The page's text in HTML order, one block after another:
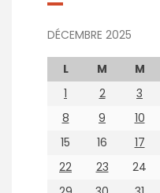
DÉCEMBRE 2025
L M M
1
2 3
8
9 10
15
16 17
22
23 24